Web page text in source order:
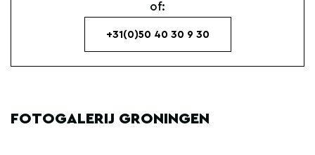
of:
+31(0)50 40 30 9 30
FOTOGALERIJ GRONINGEN